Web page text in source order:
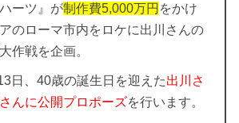
ーツ』が制作費5,000万円 をかけ
のローマ市内をロケに出川さんの
作戦を企画。
日、40歳の誕生日を迎えた出川さ
んに公開プロポーズを行います。